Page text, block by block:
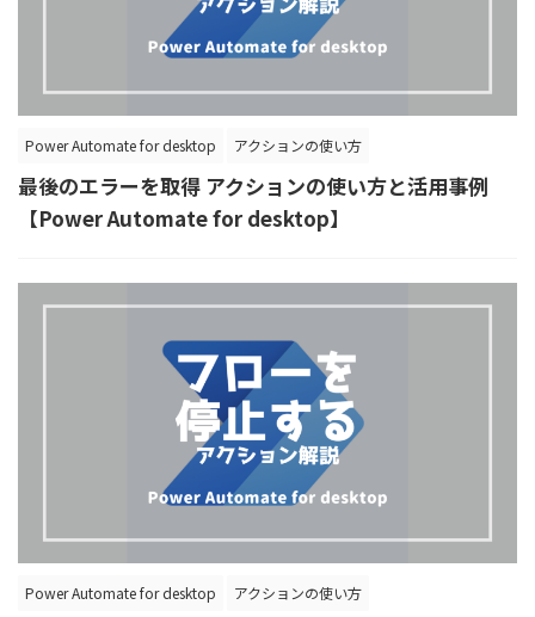
Power Automate for desktop アクションの使い方
最後のエラーを取得 アクションの使い方と活用事例
【Power Automate for desktop】
Power Automate for desktop アクションの使い方